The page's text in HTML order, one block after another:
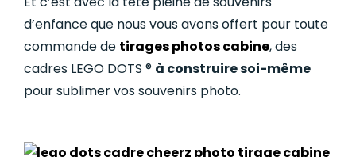
d’enfance que nous vous avons offert pour toute
commande de tirages photos cabine, des
cadres LEGO DOTS ® à construire soi-même
pour sublimer vos souvenirs photo.